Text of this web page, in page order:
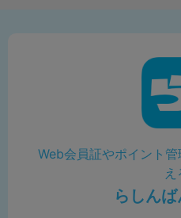
Web会員証やポイント
え
らしん